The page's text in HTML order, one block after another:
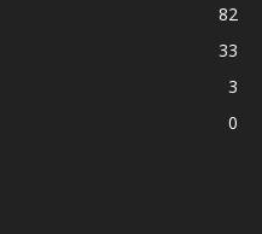
82
33
3
0